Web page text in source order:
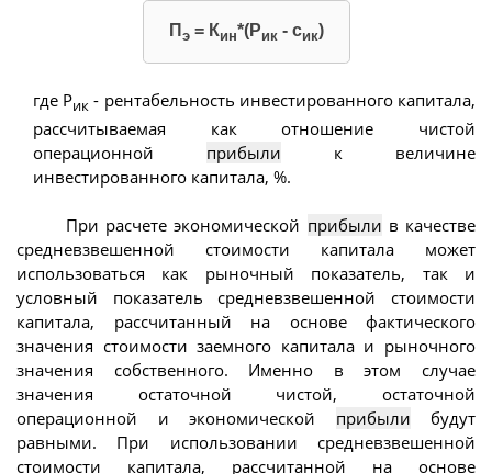
П э= Кин*(Рик- сик)
где Рик - рентабельность инвестированного капитала,
рассчитываемая как отношение чистой
операционной прибыли к величине
инвестированного капитала, %.
При расчете экономической прибыли в качестве
средневзвешенной стоимости капитала может
использоваться как рыночный показатель, так и
условный показатель средневзвешенной стоимости
капитала, рассчитанный на основе фактического
значения стоимости заемного капитала и рыночного
значения собственного. Именно в этом случае
значения остаточной чистой, остаточной
операционной и экономической прибыли будут
равными. При использовании средневзвешенной
стоимости капитала, рассчитанной на основе